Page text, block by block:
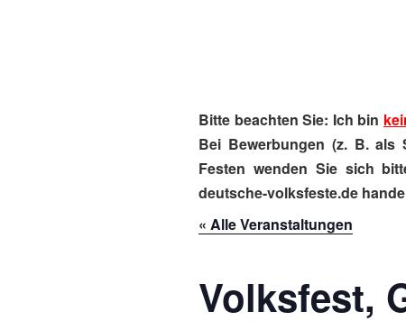
Bitte beachten Sie: Ich bin
Bei Bewerbungen (z. B. als
Festen wenden Sie sich
deutsche-volksfeste.de
« Alle Veranstaltungen
Volksfest,